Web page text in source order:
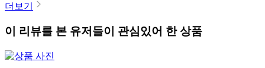
더보기
이 리뷰를 본 유저들이 관심있어 한 상품